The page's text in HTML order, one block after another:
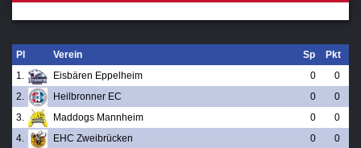
Pl Verein Sp
Pkt
1.
Eisbären Eppelheim 0
0
2.
Heilbronner EC 0
0
3.
Maddogs Mannheim 0
0
4.
EHC Zweibrücken 0
0